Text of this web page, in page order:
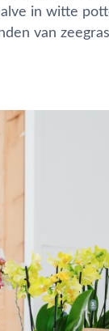
in witte
van